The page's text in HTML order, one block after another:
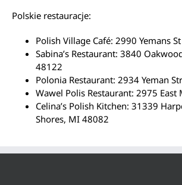
Polskie restauracje:
Polish Village Café: 2990 Yemans
Sabina’s Restaurant: 3840
48122
Polonia Restaurant: 2934 Yeman
Wawel Polis Restaurant: 2975
Celina’s Polish Kitchen: 31339
Shores, MI 48082